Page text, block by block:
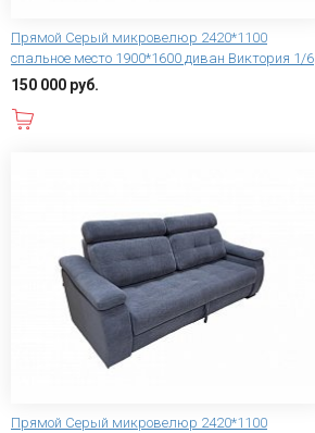
Прямой Серый микровелюр 2420*1100
спальное место 1900*1600 диван Виктория 1/6
150 000 руб.
Прямой Серый микровелюр 2420*1100